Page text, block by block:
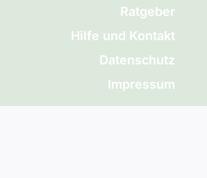
Ratgeber
Hilfe und Kontakt
Datenschutz
Impressum